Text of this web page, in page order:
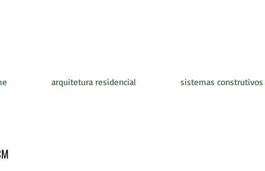
arquitetura residencial sistemas construtivos